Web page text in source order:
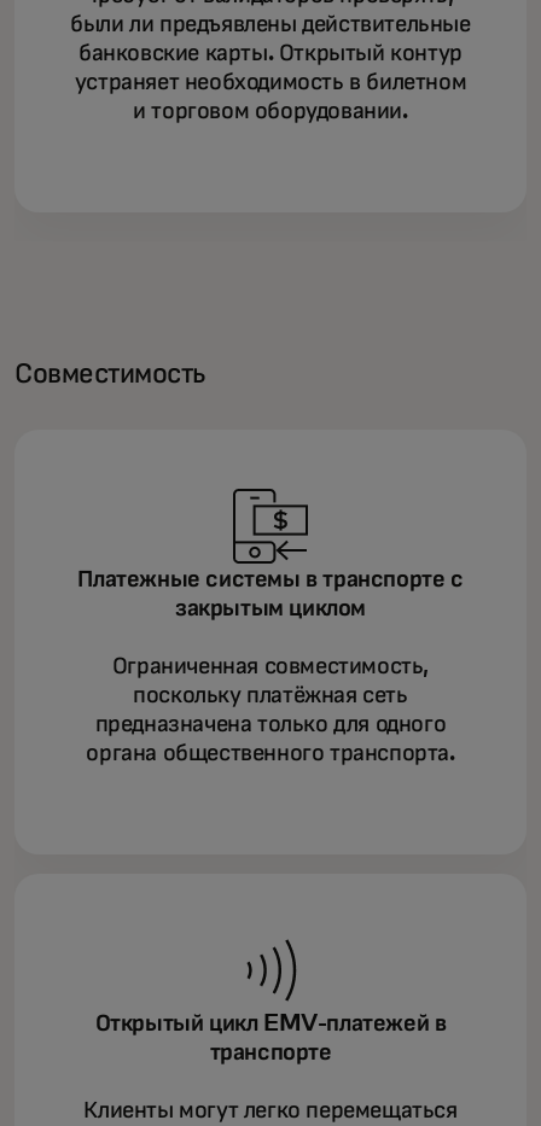
были ли предъявлены действительные
банковские карты. Открытый контур
устраняет необходимость в билетном
и торговом оборудовании.
Совместимость
Платежные системы в транспорте с
закрытым циклом
Ограниченная совместимость,
поскольку платёжная сеть
предназначена только для одного
органа общественного транспорта.
Открытый цикл EMV-платежей в
транспорте
Клиенты могут легко перемещаться